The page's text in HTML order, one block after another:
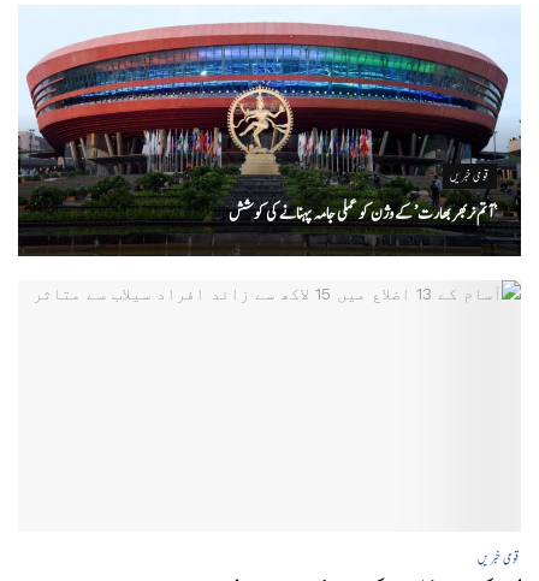
قومی خبریں
‘ آتم نربھر بھارت’ کے وژن کو عملی جامہ پہنانے کی کوشش
قومی خبریں